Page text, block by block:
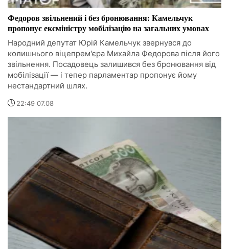
Федоров звільнений і без бронювання: Камельчук
пропонує ексміністру мобілізацію на загальних умовах
Народний депутат Юрій Камельчук звернувся до
колишнього віцепрем'єра Михайла Федорова після його
звільнення. Посадовець залишився без бронювання від
мобілізації — і тепер парламентар пропонує йому
нестандартний шлях.
22:49 07.08